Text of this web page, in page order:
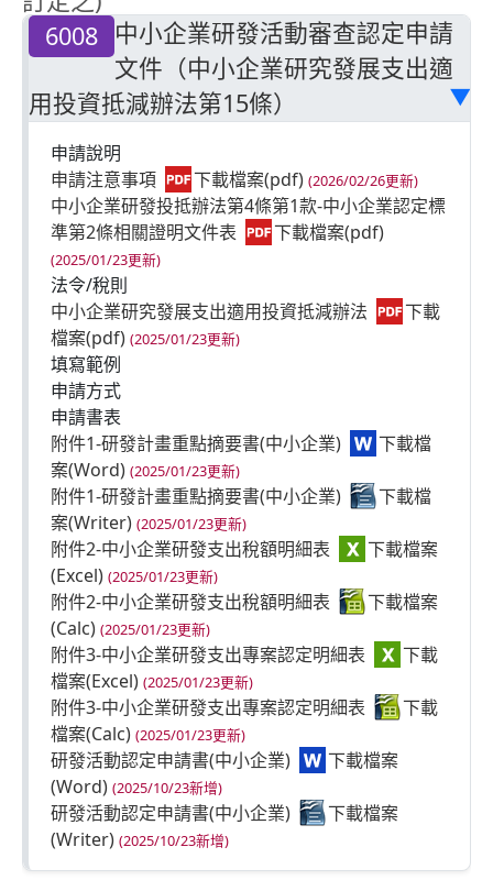
6008 中小企業研發活動審查認定申請
文件（中小企業研究發展支出適
用投資抵減辦法第15條）
▶
申請說明
申請注意事項
(2026/02/26更新)
中小企業研發投抵辦法第4條第1款-中小企業認定標
準第2條相關證明文件表
(2025/01/23更新)
法令/稅則
中小企業研究發展支出適用投資抵減辦法
(2025/01/23更新)
填寫範例
申請方式
申請書表
附件1-研發計畫重點摘要書(中小企業)
(2025/01/23更新)
附件1-研發計畫重點摘要書(中小企業)
(2025/01/23更新)
附件2-中小企業研發支出稅額明細表
(2025/01/23更新)
附件2-中小企業研發支出稅額明細表
(2025/01/23更新)
附件3-中小企業研發支出專案認定明細表
(2025/01/23更新)
附件3-中小企業研發支出專案認定明細表
(2025/01/23更新)
研發活動認定申請書(中小企業)
(2025/10/23新增)
研發活動認定申請書(中小企業)
(2025/10/23新增)